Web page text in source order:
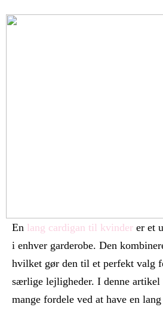
En lang cardigan til kvinder er et
i enhver garderobe. Den
hvilket gør den til et perfekt valg
særlige lejligheder. I denne
mange fordele ved at have en